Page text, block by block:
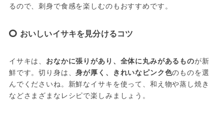
るので、刺身で食感を楽しむのもおすすめです。
おいしいイサキを見分けるコツ
イサキは、 おなかに張りがあり、全体に丸みがあるものが新
鮮です。切り身は、身が厚く、きれいなピンク色のものを選
んでくださいね。新鮮なイサキを使って、和え物や蒸し焼き
などさまざまなレシピで楽しみましょう。